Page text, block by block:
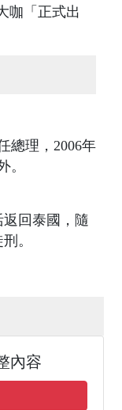
總理，2006年
。
返回泰國，隨
。
內容